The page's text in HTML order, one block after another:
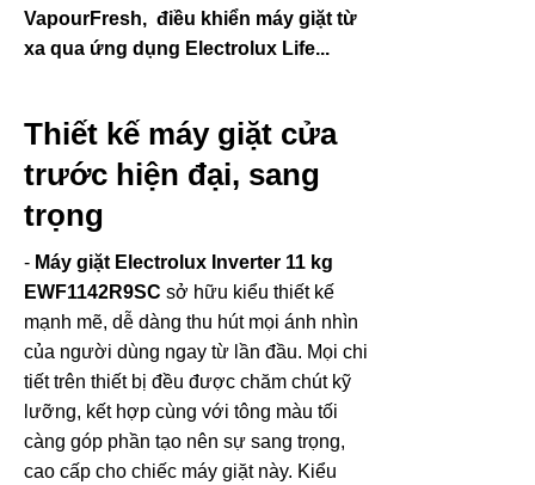
VapourFresh, điều khiển máy giặt từ
xa qua ứng dụng Electrolux Life...
Thiết kế máy giặt cửa
trước hiện đại, sang
trọng
- Máy giặt Electrolux Inverter 11 kg
EWF1142R9SC sở hữu kiểu thiết kế
mạnh mẽ, dễ dàng thu hút mọi ánh nhìn
của người dùng ngay từ lần đầu. Mọi chi
tiết trên thiết bị đều được chăm chút kỹ
lưỡng, kết hợp cùng với tông màu tối
càng góp phần tạo nên sự sang trọng,
cao cấp cho chiếc máy giặt này. Kiểu